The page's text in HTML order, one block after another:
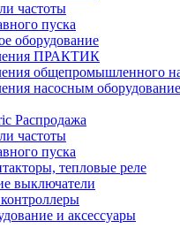
частоты
пуска
оборудование
ПРАКТИК
общепромышленного
насосным
Распродажа
частоты
пуска
тепловые реле
выключатели
и аксессуары